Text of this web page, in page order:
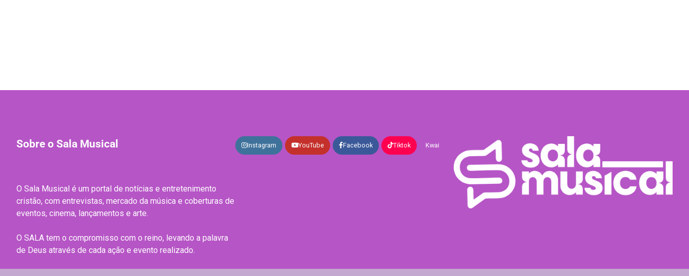
Sobre o Sala Musical
O Sala Musical é um portal de notícias e entretenimento
cristão, com entrevistas, mercado da música e coberturas de
eventos, cinema, lançamentos e arte.
O SALA tem o compromisso com o reino, levando a palavra
de Deus através de cada ação e evento realizado.
Instagram YouTube Facebook Tiktok Kwai